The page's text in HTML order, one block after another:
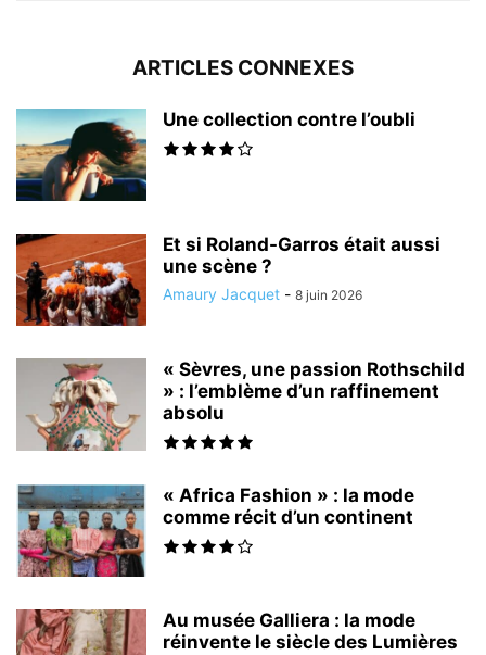
ARTICLES CONNEXES
Une collection contre l’oubli
Et si Roland-Garros était aussi
une scène ?
Amaury Jacquet - 8 juin 2026
« Sèvres, une passion Rothschild
» : l’emblème d’un raffinement
absolu
« Africa Fashion » : la mode
comme récit d’un continent
Au musée Galliera : la mode
réinvente le siècle des Lumières